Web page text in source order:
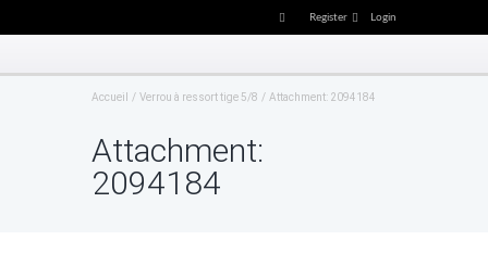
Register Login
Accueil Verrou à ressort tige 5/8 Attachment: 2094184
Attachment:
2094184